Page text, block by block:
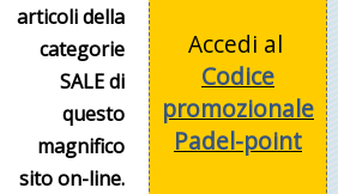
articoli della
categorie
SALE di
questo
magnifico
sito on-line.
Accedi al
Codice
promozionale
Padel-point